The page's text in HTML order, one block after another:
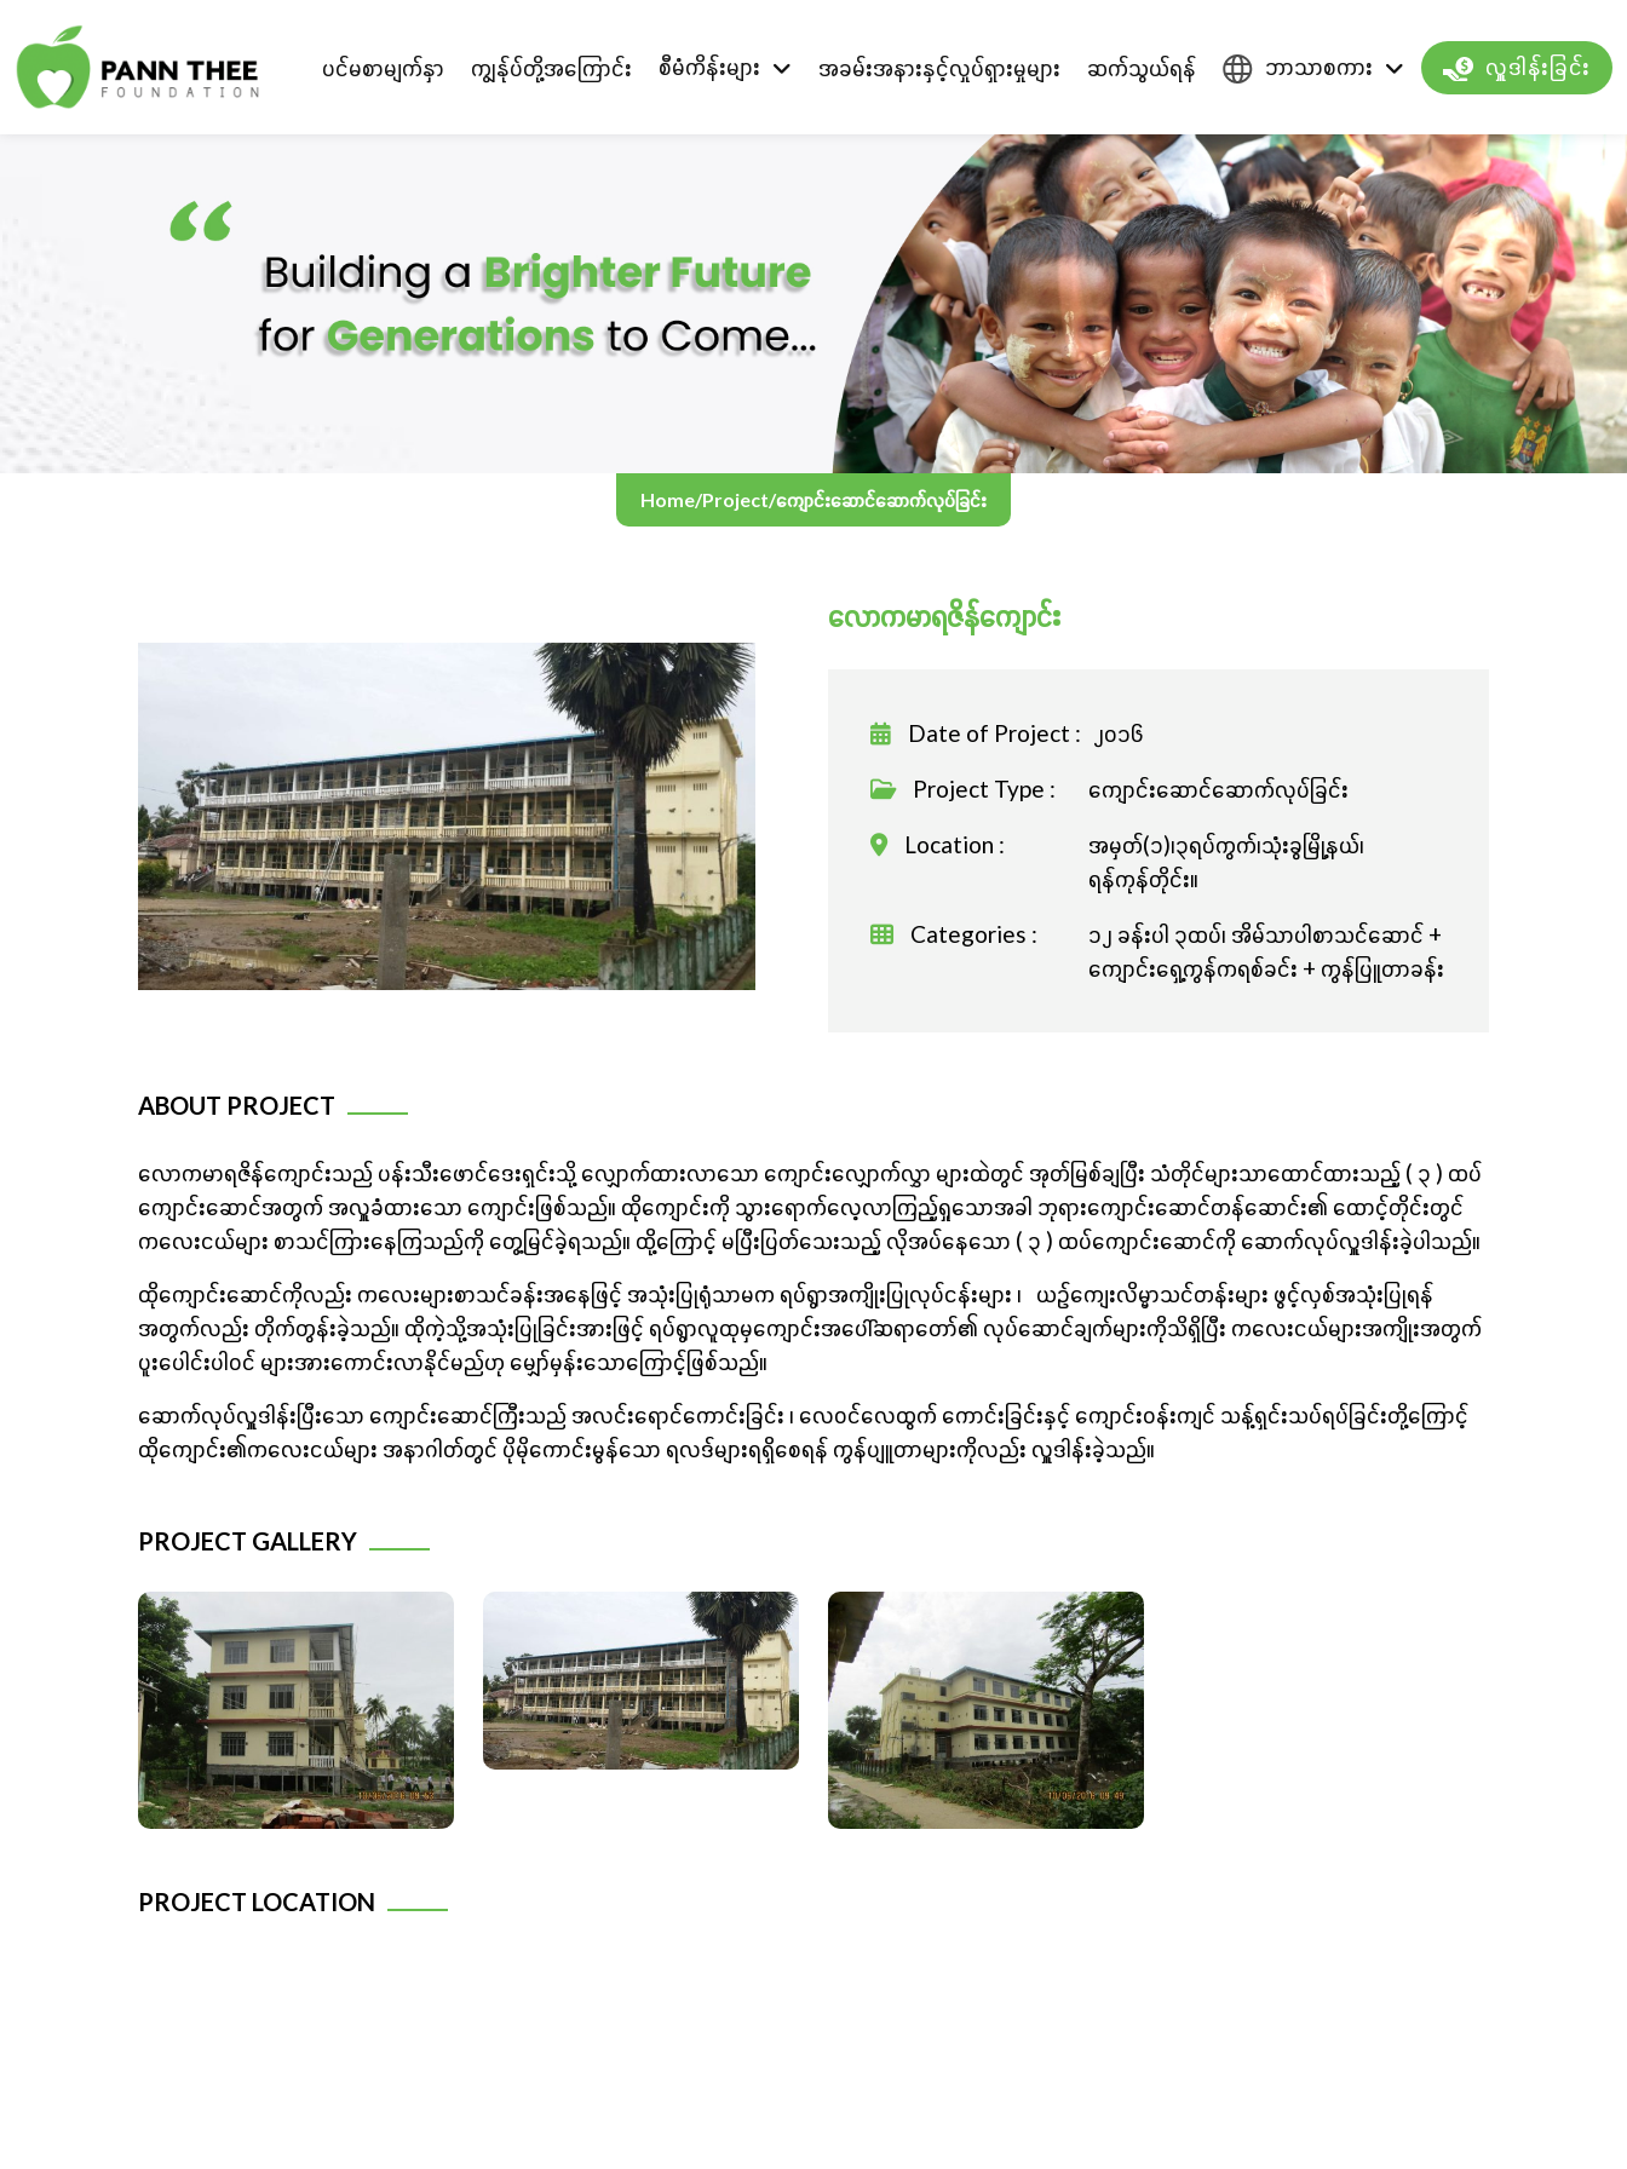
ပင်မစာမျက်နှာ ကျွန်ုပ်တို့အကြောင်း စီမံကိန်းများ အခမ်းအနားနှင့်လှုပ်ရှားမှုများ ဆက်သွယ်ရန် ဘာသာစကား လှူဒါန်းခြင်း
Home/Project/ကျောင်းဆောင်ဆောက်လုပ်ခြင်း
လောကမာရဇိန်ကျောင်း
Date of Project :
၂၀၁၆
Project Type :
ကျောင်းဆောင်ဆောက်လုပ်ခြင်း
Location :
အမှတ်(၁)၊၃ရပ်ကွက်၊သုံးခွမြို့နယ်၊
ရန်ကုန်တိုင်း။
Categories :
၁၂ ခန်းပါ ၃ထပ်၊ အိမ်သာပါစာသင်ဆောင် +
ကျောင်းရှေ့ကွန်ကရစ်ခင်း + ကွန်ပြူတာခန်း
ABOUT PROJECT
လောကမာရဇိန်ကျောင်းသည် ပန်းသီးဖောင်ဒေးရှင်းသို့ လျှောက်ထားလာသော ကျောင်းလျှောက်လွှာ များထဲတွင် အုတ်မြစ်ချပြီး သံတိုင်များသာထောင်ထားသည့် ( ၃ ) ထပ်
ကျောင်းဆောင်အတွက် အလှူခံထားသော ကျောင်းဖြစ်သည်။ ထိုကျောင်းကို သွားရောက်လေ့လာကြည့်ရှုသောအခါ ဘုရားကျောင်းဆောင်တန်ဆောင်း၏ ထောင့်တိုင်းတွင်
ကလေးငယ်များ စာသင်ကြားနေကြသည်ကို တွေ့မြင်ခဲ့ရသည်။ ထို့ကြောင့် မပြီးပြတ်သေးသည့် လိုအပ်နေသော ( ၃ ) ထပ်ကျောင်းဆောင်ကို ဆောက်လုပ်လှူဒါန်းခဲ့ပါသည်။
ထိုကျောင်းဆောင်ကိုလည်း ကလေးများစာသင်ခန်းအနေဖြင့် အသုံးပြုရုံသာမက ရပ်ရွာအကျိုးပြုလုပ်ငန်းများ ၊ ယဉ်ကျေးလိမ္မာသင်တန်းများ ဖွင့်လှစ်အသုံးပြုရန်
အတွက်လည်း တိုက်တွန်းခဲ့သည်။ ထိုကဲ့သို့အသုံးပြုခြင်းအားဖြင့် ရပ်ရွာလူထုမှကျောင်းအပေါ်ဆရာတော်၏ လုပ်ဆောင်ချက်များကိုသိရှိပြီး ကလေးငယ်များအကျိုးအတွက်
ပူးပေါင်းပါ၀င် များအားကောင်းလာနိုင်မည်ဟု မျှော်မှန်းသောကြောင့်ဖြစ်သည်။
ဆောက်လုပ်လှူဒါန်းပြီးသော ကျောင်းဆောင်ကြီးသည် အလင်းရောင်ကောင်းခြင်း ၊ လေဝင်လေထွက် ကောင်းခြင်းနှင့် ကျောင်း၀န်းကျင် သန့်ရှင်းသပ်ရပ်ခြင်းတို့ကြောင့်
ထိုကျောင်း၏ကလေးငယ်များ အနာဂါတ်တွင် ပိုမိုကောင်းမွန်သော ရလဒ်များရရှိစေရန် ကွန်ပျူတာများကိုလည်း လှူဒါန်းခဲ့သည်။
PROJECT GALLERY
PROJECT LOCATION